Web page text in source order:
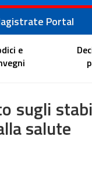
Portal
e
sugli
salute